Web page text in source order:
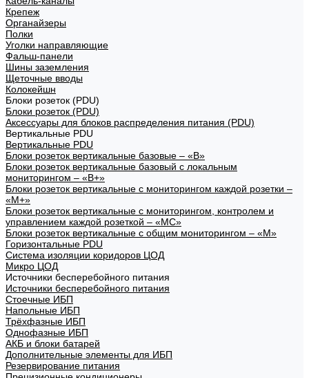
Крепеж
Органайзеры
Полки
Уголки направляющие
Фальш-панели
Шины заземления
Щеточные вводы
Колокейшн
Блоки розеток (PDU)
Блоки розеток (PDU)
Аксессуары для блоков распределения питания (PDU)
Вертикальные PDU
Вертикальные PDU
Блоки розеток вертикальные базовые – «В»
Блоки розеток вертикальные базовый с локальным
мониторингом – «В+»
Блоки розеток вертикальные с мониторингом каждой розетки –
«М+»
Блоки розеток вертикальные с мониторингом, контролем и
управлением каждой розеткой – «МС»
Блоки розеток вертикальные с общим мониторингом – «М»
Горизонтальные PDU
Система изоляции коридоров ЦОД
Микро ЦОД
Источники бесперебойного питания
Источники бесперебойного питания
Стоечные ИБП
Напольные ИБП
Трёхфазные ИБП
Однофазные ИБП
АКБ и блоки батарей
Дополнительные элементы для ИБП
Резервирование питания